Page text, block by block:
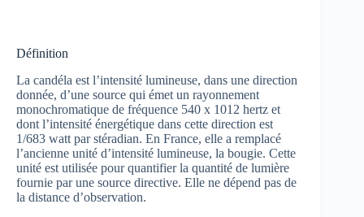
Définition
La candéla est l’intensité lumineuse, dans une direction
donnée, d’une source qui émet un rayonnement
monochromatique de fréquence 540 x 1012 hertz et
dont l’intensité énergétique dans cette direction est
1/683 watt par stéradian. En France, elle a remplacé
l’ancienne unité d’intensité lumineuse, la bougie. Cette
unité est utilisée pour quantifier la quantité de lumière
fournie par une source directive. Elle ne dépend pas de
la distance d’observation.